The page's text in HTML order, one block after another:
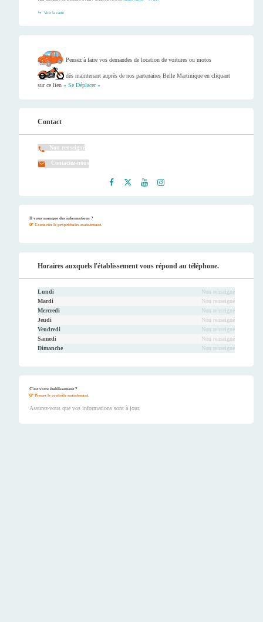
Voir la carte
Pensez à faire vos demandes de location de voitures ou motos
dès maintenant auprès de nos partenaires Belle Martinique en cliquant
sur ce lien « Se Déplacer »
Contact
Non renseigné
Contactez-nous
Il vous manque des informations ?
Contactez le propriétaire maintenant.
Horaires auxquels l'établissement vous répond au téléphone.
Lundi
Non renseigné
Mardi
Non renseigné
Mercredi
Non renseigné
Jeudi
Non renseigné
Vendredi
Non renseigné
Samedi
Non renseigné
Dimanche
Non renseigné
C'est votre établissement ?
Prenez le contrôle maintenant.
Assurez-vous que vos informations sont à jour.